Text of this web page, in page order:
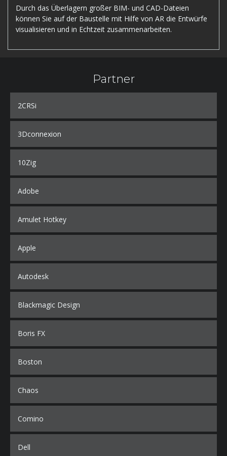
Durch das Überlagern großer BIM- und CAD-Dateien
können Sie auf der Baustelle mit Hilfe von AR die Entwürfe
visualisieren und in Echtzeit zusammenarbeiten.
Partner
2CRSi
3Dconnexion
10Zig
Adobe
Amulet Hotkey
Apple
Autodesk
Blackmagic Design
Boris FX
Boston
Chaos
Comino
Dell